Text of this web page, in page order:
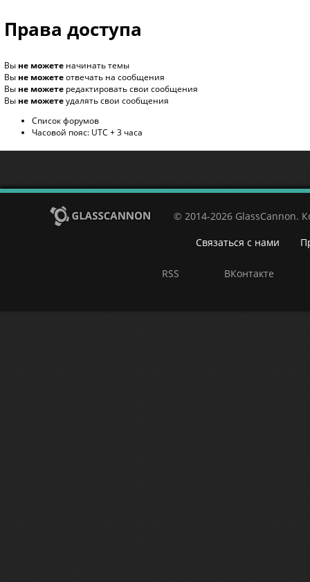
Права доступа
Вы не можете начинать темы
Вы не можетеотвечать на сообщения
Вы не можете редактировать свои сообщения
Вы не можетеудалять свои сообщения
Список форумов
Часовой пояс: UTC + 3 часа
© 2014-2026 GlassCannon.
Связаться с нами
RSS ВКонтакте